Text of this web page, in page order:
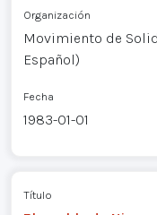
Organización
Movimiento de
Español)
Fecha
1983-01-01
Título